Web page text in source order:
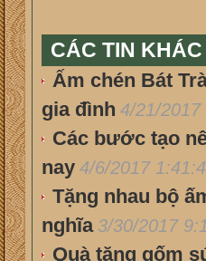
CÁC TIN KHÁC
Ấm chén Bát
gia đình 4/21/2017
Các bước tạo
nay 4/6/2017
Tặng nhau bộ
nghĩa 3/30/2017
Quà tặng gốm